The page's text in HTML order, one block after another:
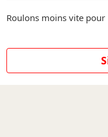
Roulons moins vite